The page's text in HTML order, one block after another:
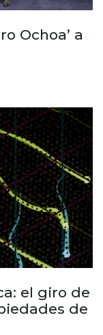
Ochoa’ a
el giro de
de